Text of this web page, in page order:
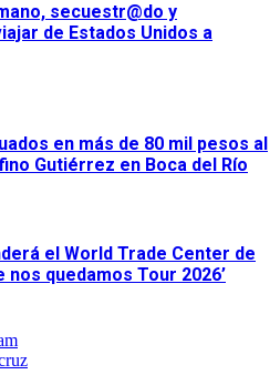
secuestr@do y
de Estados Unidos a
en más de 80 mil pesos al
Gutiérrez en Boca del Río
el World Trade Center de
nos quedamos Tour 2026’